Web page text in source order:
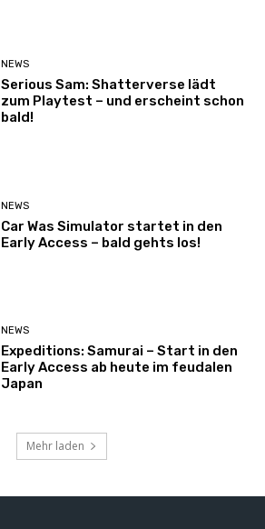
NEWS
Serious Sam: Shatterverse lädt
zum Playtest – und erscheint schon
bald!
NEWS
Car Was Simulator startet in den
Early Access – bald gehts los!
NEWS
Expeditions: Samurai – Start in den
Early Access ab heute im feudalen
Japan
Mehr laden